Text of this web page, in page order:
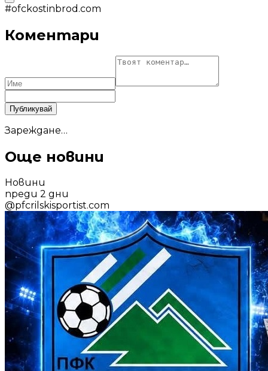
#ofckostinbrod.com
Коментари
Публикувай
Зареждане…
Още новини
Новини
преди 2 дни
@pfcrilskisportist.com